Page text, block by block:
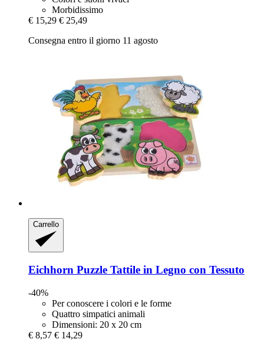
Morbidissimo
€ 15,29 € 25,49
Consegna entro il giorno 11 agosto
Carrello
Eichhorn Puzzle Tattile in Legno con Tessuto
-40%
Per conoscere i colori e le forme
Quattro simpatici animali
Dimensioni: 20 x 20 cm
€ 8,57 € 14,29